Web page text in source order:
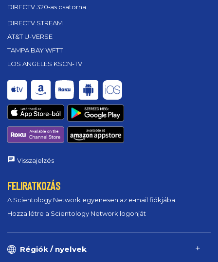
DIRECTV 320‑as csatorna
DIRECTV STREAM
AT&T U-VERSE
TAMPA BAY WFTT
LOS ANGELES KSCN-TV
Visszajelzés
FELIRATKOZÁS
A Scientology Network egyenesen az e‑mail fiókjába
Hozza létre a Scientology Network logonját
Régiók / nyelvek